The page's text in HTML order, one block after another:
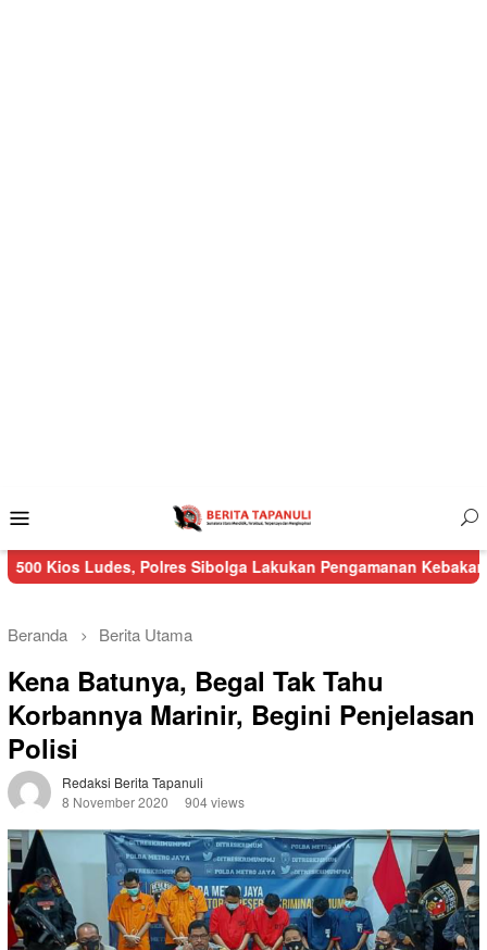
Mobile
Polres Sibolga Lakukan Pengamanan Kebakaran Pasar
Beranda Berita Utama
Kena Batunya, Begal Tak Tahu
Korbannya Marinir, Begini Penjelasan
Polisi
Redaksi Berita Tapanuli
8 November 2020
904 views